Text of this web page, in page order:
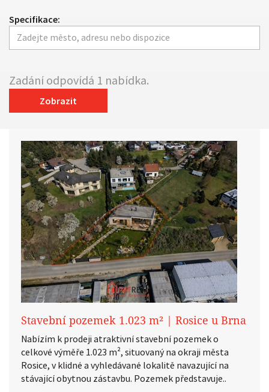
Specifikace:
Zadání odpovídá 1 nabídka.
Zobrazit
Stavební pozemek 1.023 m² | Rosice u Brna
Nabízím k prodeji atraktivní stavební pozemek o
celkové výměře 1.023 m², situovaný na okraji města
Rosice, v klidné a vyhledávané lokalitě navazující na
stávající obytnou zástavbu. Pozemek představuje..